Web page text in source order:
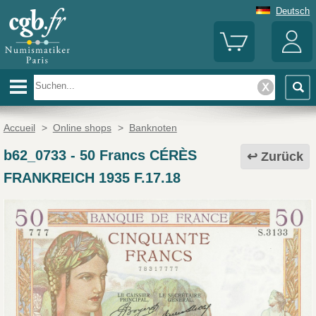
Deutsch
Accueil > Online shops > Banknoten
Zurück
b62_0733- 50 Francs CÉRÈS
FRANKREICH 1935 F.17.18